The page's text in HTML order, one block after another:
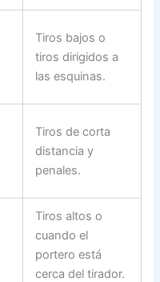
Tiros bajos o
tiros dirigidos a
las esquinas.
Tiros de corta
distancia y
penales.
Tiros altos o
cuando el
portero está
cerca del tirador.